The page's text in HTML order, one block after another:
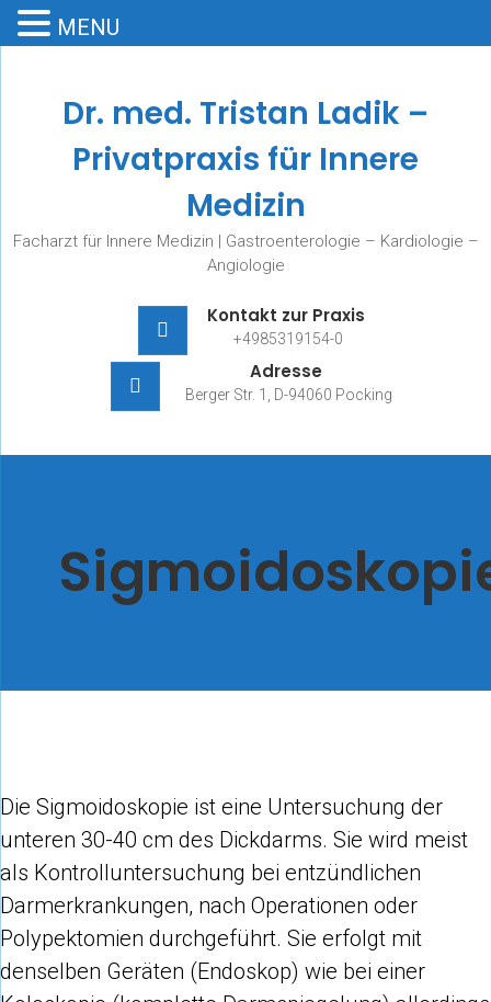
Dr. med. Tristan Ladik –
Privatpraxis für Innere
Medizin
Facharzt für Innere Medizin | Gastroenterologie – Kardiologie –
Angiologie
Kontakt zur Praxis
+4985319154-0
Adresse
Berger Str. 1, D-94060 Pocking
Die Sigmoidoskopie ist eine Untersuchung der
unteren 30-40 cm des Dickdarms. Sie wird meist
als Kontrolluntersuchung bei entzündlichen
Darmerkrankungen, nach Operationen oder
Polypektomien durchgeführt. Sie erfolgt mit
denselben Geräten (Endoskop) wie bei einer
MENU